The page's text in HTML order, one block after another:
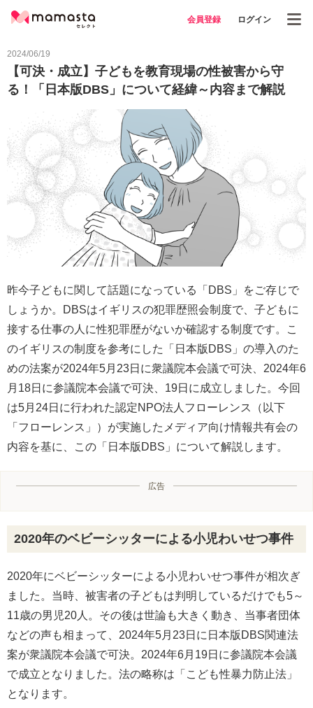
会員登録 ログイン
2024/06/19
【可決・成立】子どもを教育現場の性被害から守
る！「日本版DBS」について経緯～内容まで解説
昨今子どもに関して話題になっている「DBS」をご存じで
しょうか。DBSはイギリスの犯罪歴照会制度で、子どもに
接する仕事の人に性犯罪歴がないか確認する制度です。こ
のイギリスの制度を参考にした「日本版DBS」の導入のた
めの法案が2024年5月23日に衆議院本会議で可決、2024年6
月18日に参議院本会議で可決、19日に成立しました。今回
は5月24日に行われた認定NPO法人フローレンス（以下
「フローレンス」）が実施したメディア向け情報共有会の
内容を基に、この「日本版DBS」について解説します。
広告
2020年のベビーシッターによる小児わいせつ事件
2020年にベビーシッターによる小児わいせつ事件が相次ぎ
ました。当時、被害者の子どもは判明しているだけでも5～
11歳の男児20人。その後は世論も大きく動き、当事者団体
などの声も相まって、2024年5月23日に日本版DBS関連法
案が衆議院本会議で可決。2024年6月19日に参議院本会議
で成立となりました。法の略称は「こども性暴力防止法」
となります。